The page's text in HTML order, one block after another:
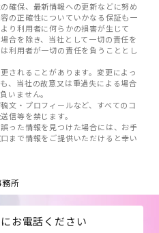
確保、最新情報への更新などに努め
の正確性についていかなる保証も一
り利用者に何らかの損害が生じて
合を除き、当社として一切の責任を
利用者が一切の責任を負うこととし
されることがあります。変更によっ
、当社の故意又は重過失による場合
いません。
文・プロフィールなど、すべてのコ
信等を禁じます。
った情報を見つけた場合には、お手
まで情報をご提供いただけると幸い
所
お電話ください